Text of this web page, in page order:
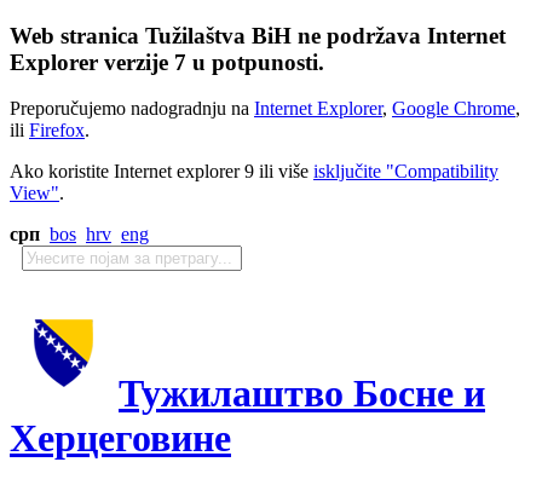
Web stranica Tužilaštva BiH ne podržava Internet
Explorer verzije 7 u potpunosti.
Preporučujemo nadogradnju na Internet Explorer, Google Chrome,
ili Firefox.
Ako koristite Internet explorer 9 ili više isključite "Compatibility
View".
срп bos hrv eng
Тужилаштво Босне и
Херцеговине